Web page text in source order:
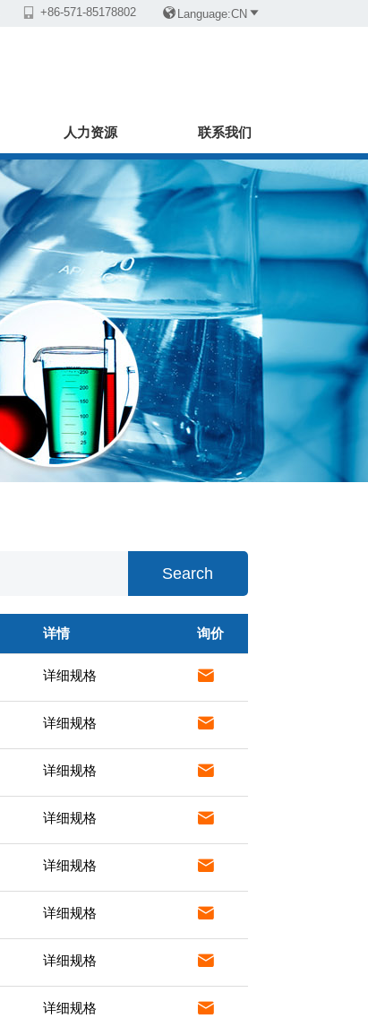
 +86-571-85178802  Language:CN
人力资源 联系我们
Search
详情 询价
详细规格 
详细规格 
详细规格 
详细规格 
详细规格 
详细规格 
详细规格 
详细规格 